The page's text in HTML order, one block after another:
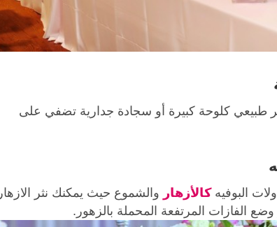
طبيعي كلوحة كبيرة أو سجادة جدارية تضفي على
البوفيهكالأزهار والشموع حيث يمكنك نثر الازهار
الفازات المرتفعة المحملة بالزهور.